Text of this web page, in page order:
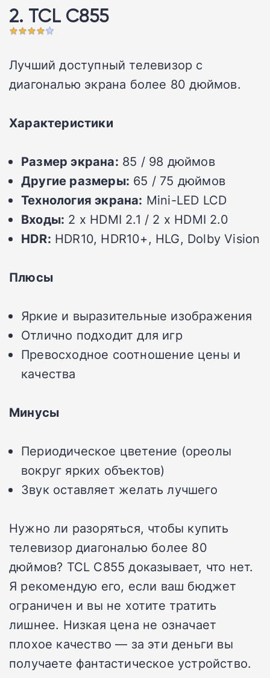
2. TCL C855
Лучший доступный телевизор с
диагональю экрана более 80 дюймов.
Характеристики
Размер экрана: 85 / 98 дюймов
Другие размеры: 65 / 75 дюймов
Технология экрана: Mini-LED LCD
Входы: 2 x HDMI 2.1 / 2 x HDMI 2.0
HDR: HDR10, HDR10+, HLG, Dolby Vision
Плюсы
Яркие и выразительные изображения
Отлично подходит для игр
Превосходное соотношение цены и
качества
Минусы
Периодическое цветение (ореолы
вокруг ярких объектов)
Звук оставляет желать лучшего
Нужно ли разоряться, чтобы купить
телевизор диагональю более 80
дюймов? TCL C855 доказывает, что нет.
Я рекомендую его, если ваш бюджет
ограничен и вы не хотите тратить
лишнее. Низкая цена не означает
плохое качество — за эти деньги вы
получаете фантастическое устройство.